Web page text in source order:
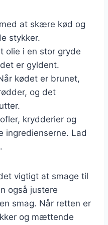
at skære kød og
stykker.
olie i en stor gryde
er gyldent.
kødet er brunet,
og det
krydderier og
ingredienserne. Lad
vigtigt at smage til
også justere
smag. Når retten er
og mættende